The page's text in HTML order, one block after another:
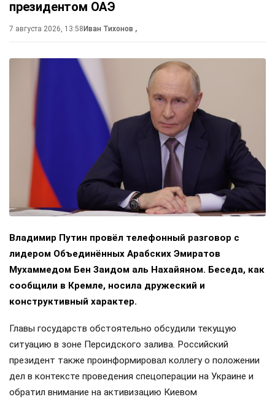
президентом ОАЭ
7 августа 2026, 13:58 Иван Тихонов ,
Владимир Путин провёл телефонный разговор с
лидером Объединённых Арабских Эмиратов
Мухаммедом Бен Заидом аль Нахайяном. Беседа, как
сообщили в Кремле, носила дружеский и
конструктивный характер.
Главы государств обстоятельно обсудили текущую
ситуацию в зоне Персидского залива. Российский
президент также проинформировал коллегу о положении
дел в контексте проведения спецоперации на Украине и
обратил внимание на активизацию Киевом